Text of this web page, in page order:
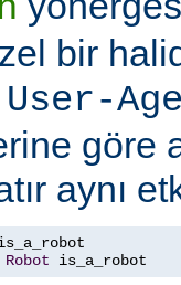
bir
User-
göre
aynı
Robot is_a_robot